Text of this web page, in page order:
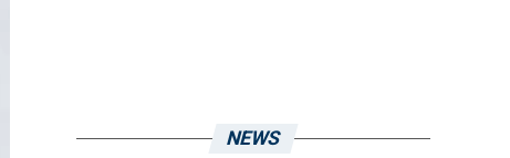
NEWS